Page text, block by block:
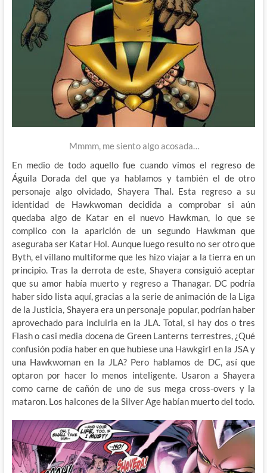
Mmmm, me siento algo acosada…
En medio de todo aquello fue cuando vimos el regreso de
Águila Dorada del que ya hablamos y también el de otro
personaje algo olvidado, Shayera Thal. Esta regreso a su
identidad de Hawkwoman decidida a comprobar si aún
quedaba algo de Katar en el nuevo Hawkman, lo que se
complico con la aparición de un segundo Hawkman que
aseguraba ser Katar Hol. Aunque luego resulto no ser otro que
Byth, el villano multiforme que les hizo viajar a la tierra en un
principio. Tras la derrota de este, Shayera consiguió aceptar
que su amor había muerto y regreso a Thanagar. DC podría
haber sido lista aquí, gracias a la serie de animación de la Liga
de la Justicia, Shayera era un personaje popular, podrían haber
aprovechado para incluirla en la JLA. Total, si hay dos o tres
Flash o casi media docena de Green Lanterns terrestres, ¿Qué
confusión podía haber en que hubiese una Hawkgirl en la JSA y
una Hawkwoman en la JLA? Pero hablamos de DC, así que
optaron por hacer lo menos inteligente. Usaron a Shayera
como carne de cañón de uno de sus mega cross-overs y la
mataron. Los halcones de la Silver Age habían muerto del todo.